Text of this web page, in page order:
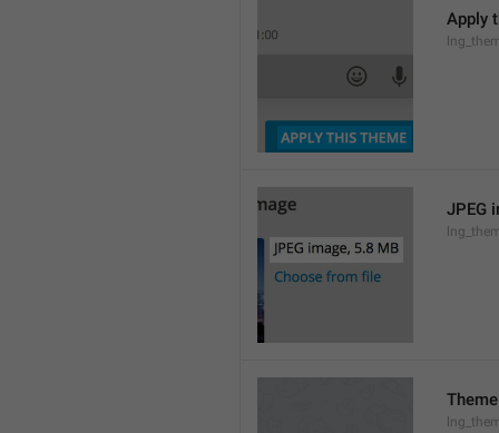
Apply
JPEG